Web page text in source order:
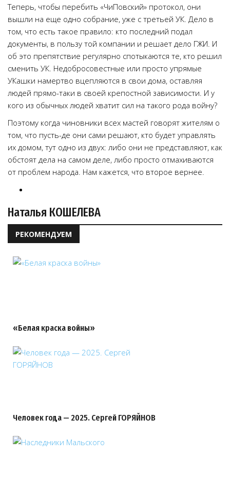
Теперь, чтобы перебить «ЧиПовский» протокол, они
вышли на еще одно собрание, уже с третьей УК. Дело в
том, что есть такое правило: кто последний подал
документы, в пользу той компании и решает дело ГЖИ. И
об это препятствие регулярно спотыкаются те, кто решил
сменить УК. Недобросовестные или просто упрямые
УКашки намертво вцепляются в свои дома, оставляя
людей прямо-таки в своей крепостной зависимости. И у
кого из обычных людей хватит сил на такого рода войну?
Поэтому когда чиновники всех мастей говорят жителям о
том, что пусть-де они сами решают, кто будет управлять
их домом, тут одно из двух: либо они не представляют, как
обстоят дела на самом деле, либо просто отмахиваются
от проблем народа. Нам кажется, что второе вернее.
Наталья КОШЕЛЕВА
РЕКОМЕНДУЕМ
«Белая краска войны»
Человек года — 2025. Сергей ГОРЯЙНОВ